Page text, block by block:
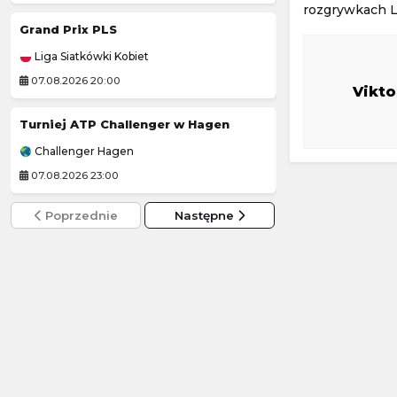
Grand Prix PLS
Liga Siatkówki Kobiet
07.08.2026 20:00
Turniej ATP Challenger w Hagen
Challenger Hagen
07.08.2026 23:00
Poprzednie Następne
rozgrywkach